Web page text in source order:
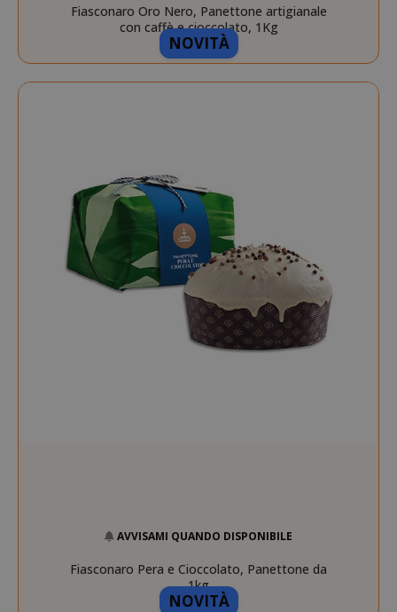
NOVITÀ
Fiasconaro Oro Nero, Panettone artigianale
con caffè e cioccolato, 1Kg
NOVITÀ
AVVISAMI QUANDO DISPONIBILE
Fiasconaro Pera e Cioccolato, Panettone da
1kg